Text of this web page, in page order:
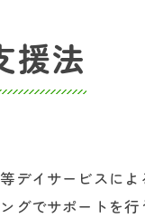
び方とは
えるデイサービス
選びで未来を見据
考える選び方の秘
援法
イサービスに
でサポートを